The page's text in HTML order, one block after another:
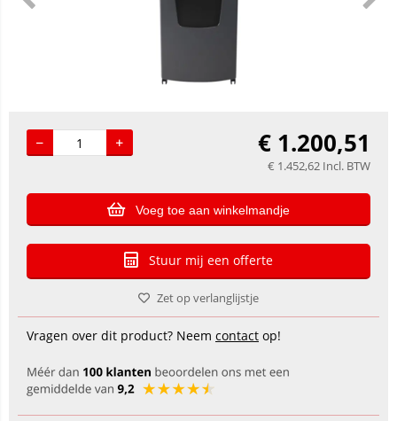
€ 1.200,51
€ 1.452,62 Incl. BTW
Voeg toe aan winkelmandje
Stuur mij een offerte
Zet op verlanglijstje
Vragen over dit product? Neem contact op!